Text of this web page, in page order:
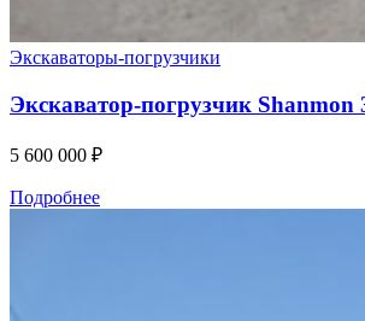
Экскаваторы-погрузчики
Экскаватор-погрузчик Shanmon
5 600 000 ₽
Подробнее